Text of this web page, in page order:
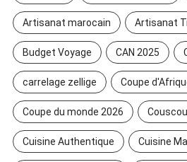
Artisanat marocain Artisanat
Budget Voyage CAN 2025
carrelage zellige Coupe
Coupe du monde 2026
Cuisine Authentique Cuisine